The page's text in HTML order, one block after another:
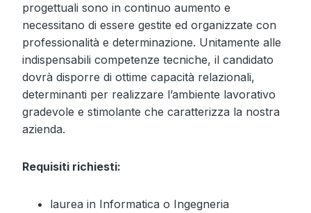
progettuali sono in continuo aumento e
necessitano di essere gestite ed organizzate con
professionalità e determinazione. Unitamente alle
indispensabili competenze tecniche, il candidato
dovrà disporre di ottime capacità relazionali,
determinanti per realizzare l’ambiente lavorativo
gradevole e stimolante che caratterizza la nostra
azienda.
Requisiti richiesti:
laurea in Informatica o Ingegneria